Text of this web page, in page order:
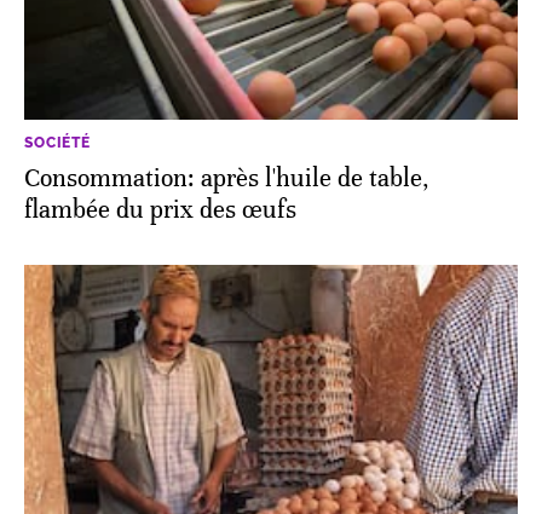
SOCIÉTÉ
Consommation: après l'huile de table,
flambée du prix des œufs